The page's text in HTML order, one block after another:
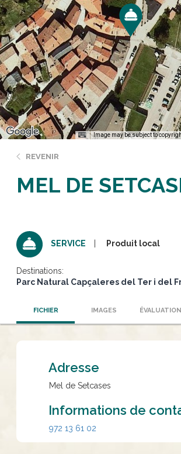
Image may be subject to
REVENIR
MEL DE
SERVICE Produit local
Destinations:
Parc Natural Capçaleres del Ter i del
FICHIER IMAGES
Adresse
Mel de Setcases
Informations de
972 13 61 02